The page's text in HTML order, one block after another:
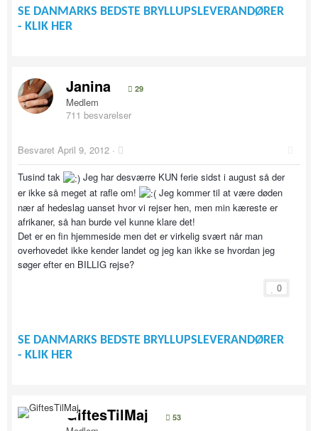
SE DANMARKS BEDSTE BRYLLUPSLEVERANDØRER
- KLIK HER
Janina 29
Medlem
711 besvarelser
Besvaret April 9, 2012 ·
Tusind tak
Jeg har desværre KUN ferie sidst i august så der
er ikke så meget at rafle om!
Jeg kommer til at være døden
nær af hedeslag uanset hvor vi rejser hen, men min kæreste er
afrikaner, så han burde vel kunne klare det!
Det er en fin hjemmeside men det er virkelig svært når man
overhovedet ikke kender landet og jeg kan ikke se hvordan jeg
søger efter en BILLIG rejse?
0
SE DANMARKS BEDSTE BRYLLUPSLEVERANDØRER
- KLIK HER
GiftesTilMaj 53